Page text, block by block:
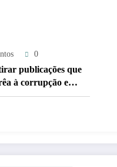
0
publicações que
à corrupção e